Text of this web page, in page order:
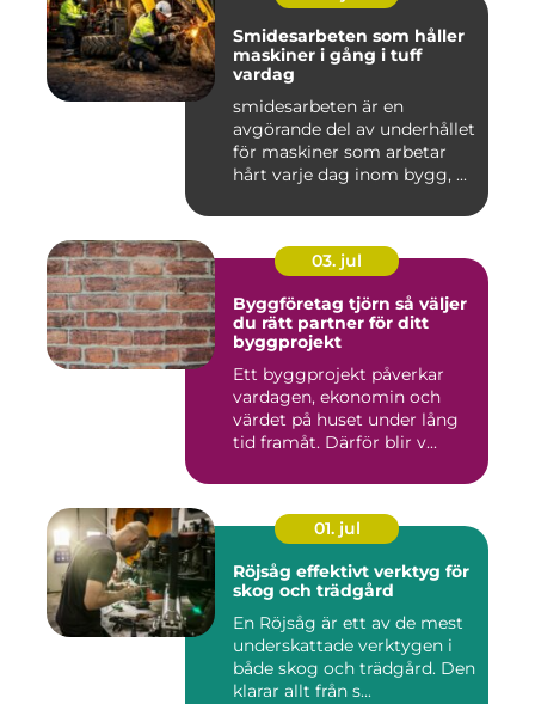
Smidesarbeten som håller
maskiner i gång i tuff
vardag
smidesarbeten är en
avgörande del av underhållet
för maskiner som arbetar
hårt varje dag inom bygg, ...
03. jul
Byggföretag tjörn så väljer
du rätt partner för ditt
byggprojekt
Ett byggprojekt påverkar
vardagen, ekonomin och
värdet på huset under lång
tid framåt. Därför blir v...
01. jul
Röjsåg effektivt verktyg för
skog och trädgård
En Röjsåg är ett av de mest
underskattade verktygen i
både skog och trädgård. Den
klarar allt från s...